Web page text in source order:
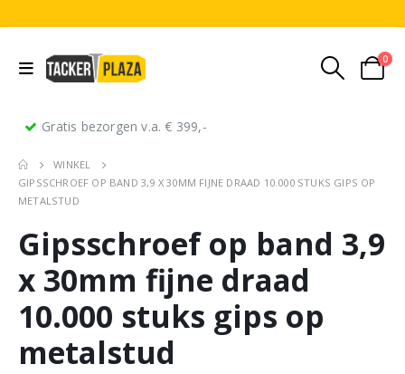
0
Gratis bezorgen v.a. € 399,-
WINKEL
GIPSSCHROEF OP BAND 3,9 X 30MM FIJNE DRAAD 10.000 STUKS GIPS OP
METALSTUD
Gipsschroef op band 3,9
x 30mm fijne draad
10.000 stuks gips op
metalstud